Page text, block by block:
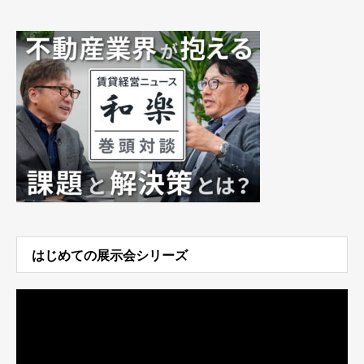
はじめての展示会シリーズ